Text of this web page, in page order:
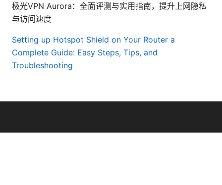
极光VPN Aurora：全面评测与实用指南，提升上网隐私
与访问速度
Setting up Hotspot Shield on Your Router a
Complete Guide: Easy Steps, Tips, and
Troubleshooting